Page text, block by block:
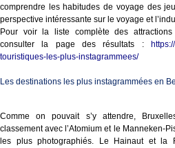
comprendre les habitudes de voyage des
perspective intéressante sur le voyage et
Pour voir la liste complète des attractions
consulter la page des résultats :
touristiques-les-plus-instagrammees/
Les destinations les plus instagrammées en
Comme on pouvait s’y attendre,
classement avec l’Atomium et le Manneken-
les plus photographiés. Le Hainaut et la